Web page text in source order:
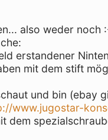
also weder noch
erstandener
mit dem stift
und bin (ebay
www.jugostar-
dem